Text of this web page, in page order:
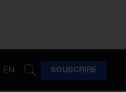
EN SOUSCRIRE